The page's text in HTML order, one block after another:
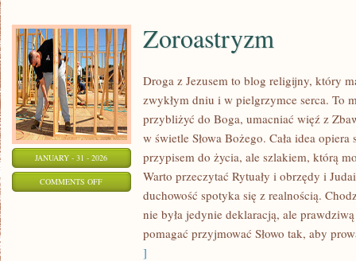
JANUARY - 31 - 2026
COMMENTS OFFON
ZOROASTRYZM
Zoroastryzm
Droga z Jezusem to blog religijny, który
zwykłym dniu i w pielgrzymce serca. To
przybliżyć do Boga, umacniać więź z
w świetle Słowa Bożego. Cała idea
przypisem do życia, ale szlakiem, którą
Warto przeczytać Rytuały i obrzędy i
duchowość spotyka się z realnością.
nie była jedynie deklaracją, ale
pomagać przyjmować Słowo tak, aby
]